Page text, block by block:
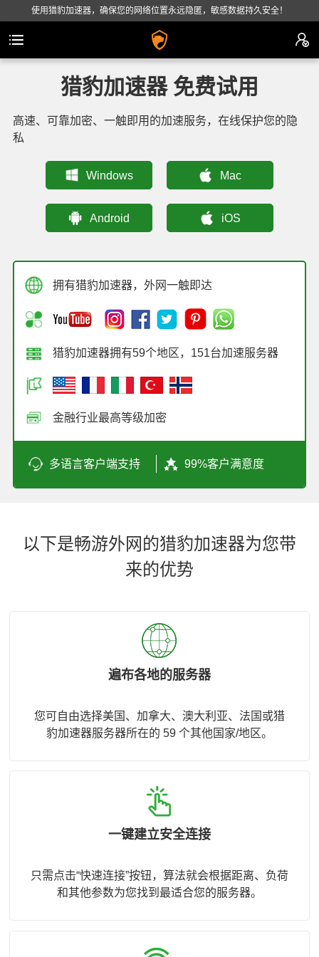
使用猎豹加速器，确保您的网络位置永远隐匿，敏感数据持久安全！
猎豹加速器 免费试用
高速、可靠加密、一触即用的加速服务，在线保护您的隐
私
Windows Mac
Android iOS
拥有猎豹加速器，外网一触即达
猎豹加速器拥有59个地区，151台加速服务器
金融行业最高等级加密
多语言客户端支持 99%客户满意度
以下是畅游外网的猎豹加速器为您带
来的优势
遍布各地的服务器
您可自由选择美国、加拿大、澳大利亚、法国或猎
豹加速器服务器所在的 59 个其他国家/地区。
一键建立安全连接
只需点击“快速连接”按钮，算法就会根据距离、负荷
和其他参数为您找到最适合您的服务器。